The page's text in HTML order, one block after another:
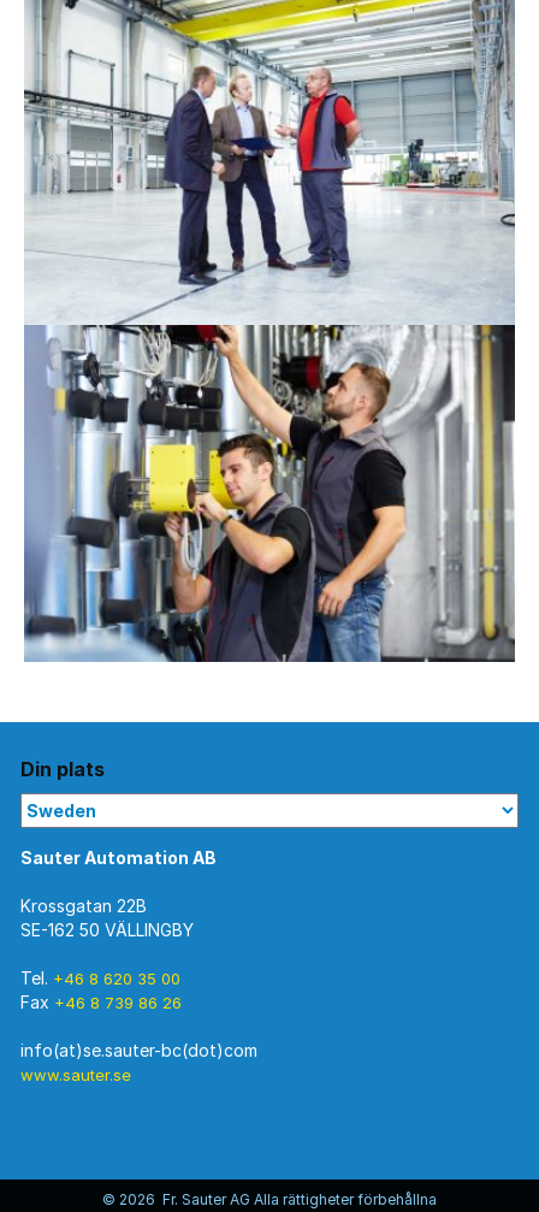
Din plats
Sauter Automation AB
Krossgatan 22B
SE-162 50 VÄLLINGBY
Tel. +46 8 620 35 00
Fax +46 8 739 86 26
www.sauter.se
© 2026 Fr. Sauter AG Alla rättigheter förbehållna